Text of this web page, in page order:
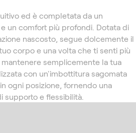
ed è completata da un
un comfort più profondi. Dotata di
nascosto, segue dolcemente il
corpo e una volta che ti senti più
semplicemente la tua
con un'imbottitura sagomata
ogni posizione, fornendo una
supporto e flessibilità.